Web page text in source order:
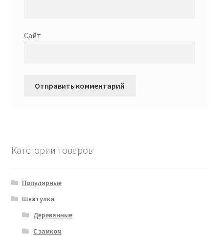
Сайт
Категории товаров
Популярные
Шкатулки
Деревянные
С замком